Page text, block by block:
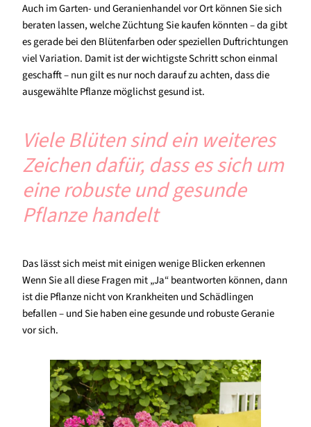
Auch im Garten- und Geranienhandel vor Ort können Sie sich
beraten lassen, welche Züchtung Sie kaufen könnten – da gibt
es gerade bei den Blütenfarben oder speziellen Duftrichtungen
viel Variation. Damit ist der wichtigste Schritt schon einmal
geschafft – nun gilt es nur noch darauf zu achten, dass die
ausgewählte Pflanze möglichst gesund ist.
Viele Blüten sind ein weiteres
Zeichen dafür, dass es sich um
eine robuste und gesunde
Pflanze handelt
Das lässt sich meist mit einigen wenige Blicken erkennen
Wenn Sie all diese Fragen mit „Ja“ beantworten können, dann
ist die Pflanze nicht von Krankheiten und Schädlingen
befallen – und Sie haben eine gesunde und robuste Geranie
vor sich.